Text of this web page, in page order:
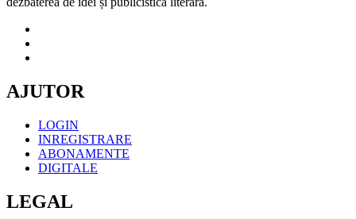
AJUTOR
LOGIN
INREGISTRARE
ABONAMENTE
DIGITALE
LEGAL